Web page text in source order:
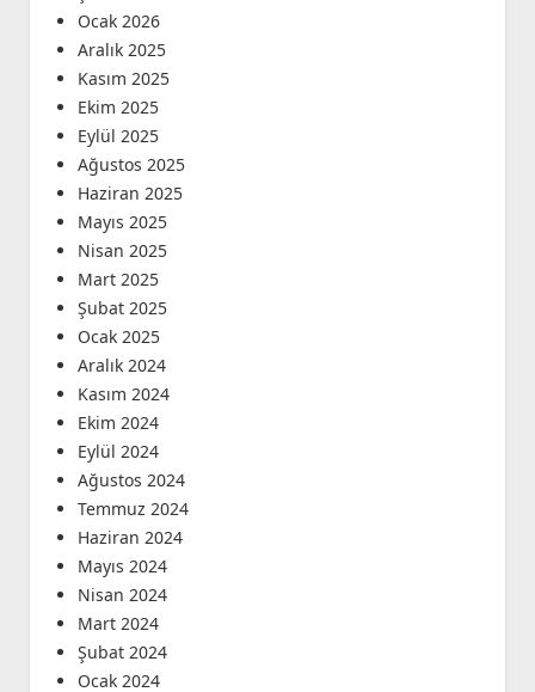
Ocak 2026
Aralık 2025
Kasım 2025
Ekim 2025
Eylül 2025
Ağustos 2025
Haziran 2025
Mayıs 2025
Nisan 2025
Mart 2025
Şubat 2025
Ocak 2025
Aralık 2024
Kasım 2024
Ekim 2024
Eylül 2024
Ağustos 2024
Temmuz 2024
Haziran 2024
Mayıs 2024
Nisan 2024
Mart 2024
Şubat 2024
Ocak 2024